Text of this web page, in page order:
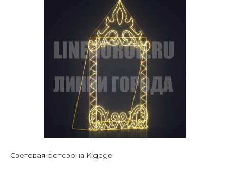
Световая фотозона Kigege